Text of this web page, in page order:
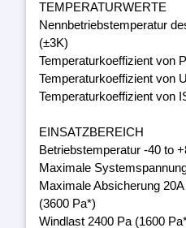
TEMPERATURWERTE
Nennbetriebstemperatur
(±3K)
Temperaturkoeffizient von
Temperaturkoeffizient von
Temperaturkoeffizient von
EINSATZBEREICH
Betriebstemperatur -40 to
Maximale
Maximale Absicherung
(3600 Pa*)
Windlast 2400 Pa (1600